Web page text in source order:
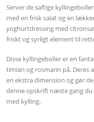
Server de saftige
med en frisk salat og en
yoghurtdressing med
friskt og syrligt element til
Disse kyllingeboller er en
timian og rosmarin på. Deres
en ekstra dimension og gør
denne opskrift næste gang
med kylling.